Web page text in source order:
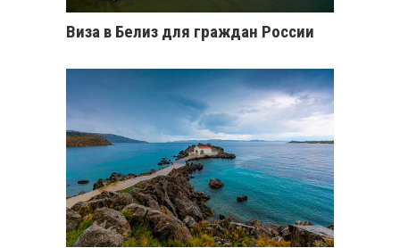
Виза в Белиз для граждан России